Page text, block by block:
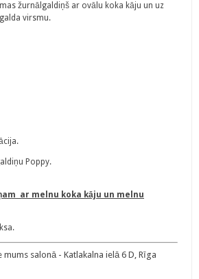
žurnālgaldiņš ar ovālu koka kāju un uz
virsmu.
Poppy.
ar melnu koka kāju un melnu
salonā - Katlakalna ielā 6 D, Rīga